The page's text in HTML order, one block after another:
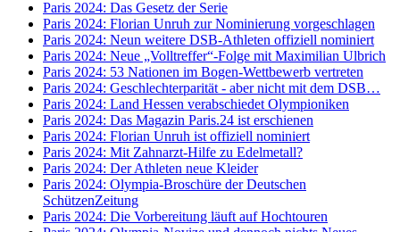
Paris 2024: Das Gesetz der Serie
Paris 2024: Florian Unruh zur Nominierung vorgeschlagen
Paris 2024: Neun weitere DSB-Athleten offiziell nominiert
Paris 2024: Neue „Volltreffer“-Folge mit Maximilian Ulbrich
Paris 2024: 53 Nationen im Bogen-Wettbewerb vertreten
Paris 2024: Geschlechterparität - aber nicht mit dem DSB…
Paris 2024: Land Hessen verabschiedet Olympioniken
Paris 2024: Das Magazin Paris.24 ist erschienen
Paris 2024: Florian Unruh ist offiziell nominiert
Paris 2024: Mit Zahnarzt-Hilfe zu Edelmetall?
Paris 2024: Der Athleten neue Kleider
Paris 2024: Olympia-Broschüre der Deutschen
SchützenZeitung
Paris 2024: Die Vorbereitung läuft auf Hochtouren